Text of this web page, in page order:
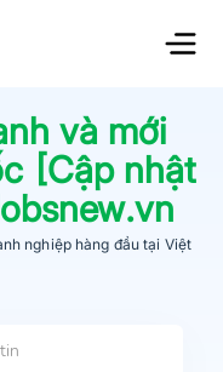
và mới
[Cập nhật
nghiệp hàng đầu tại Việt